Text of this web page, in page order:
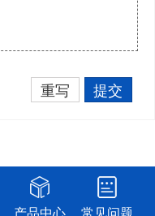
重写
提交
产品中心
常见问题